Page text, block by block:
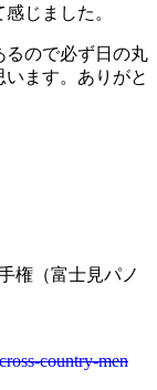
じました。
るので必ず日の丸
ます。ありがと
権（富士見パノ
country-men